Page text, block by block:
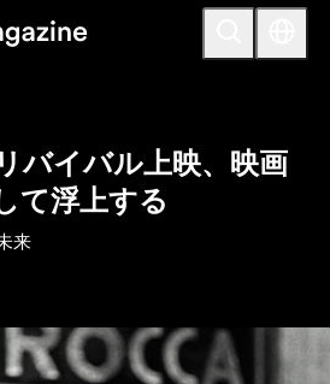
バイバル上映、映画
て浮上する
来